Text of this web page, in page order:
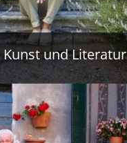
Kunst und Literatur